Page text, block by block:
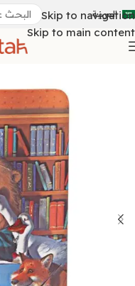
Skip to navigation
Skip to main content
العربية